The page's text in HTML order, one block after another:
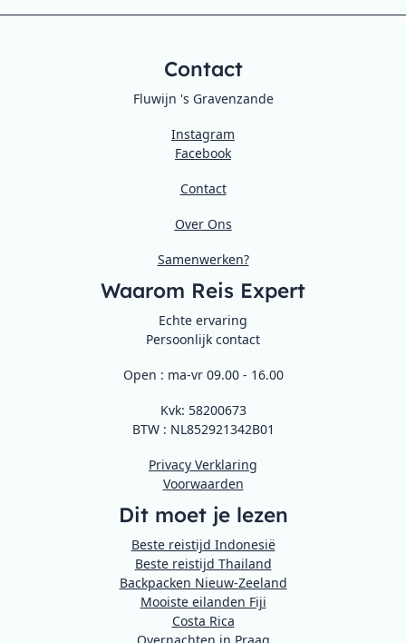
Contact
Fluwijn 's Gravenzande
Instagram
Facebook
Contact
Over Ons
Samenwerken?
Waarom Reis Expert
Echte ervaring
Persoonlijk contact
Open : ma-vr 09.00 - 16.00
Kvk: 58200673
BTW : NL852921342B01
Privacy Verklaring
Voorwaarden
Dit moet je lezen
Beste reistijd Indonesië
Beste reistijd Thailand
Backpacken Nieuw-Zeeland
Mooiste eilanden Fiji
Costa Rica